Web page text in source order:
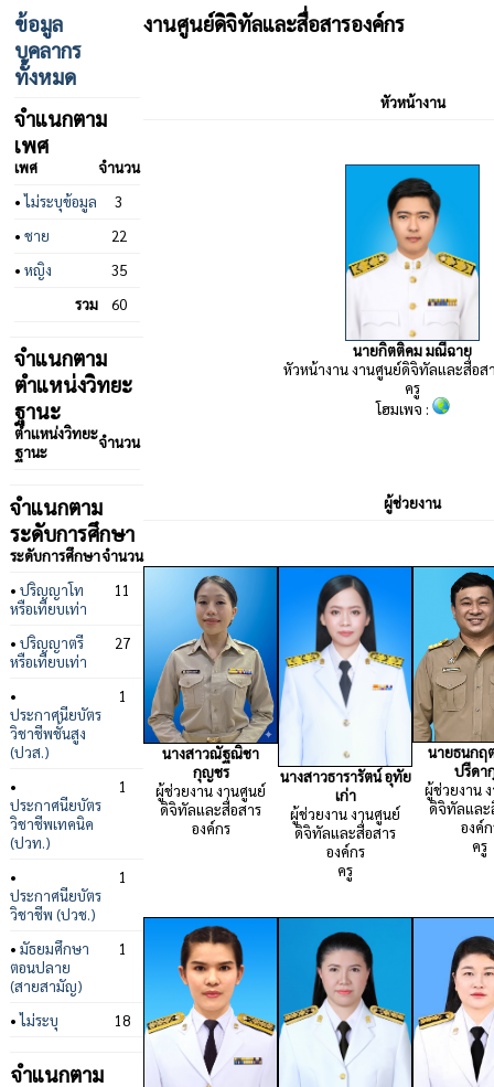
ข้อมูล
บุคลากร
ทั้งหมด
จำแนกตาม
เพศ
เพศ
จำนวน
•ไม่ระบุข้อมูล
3
• ชาย
22
• หญิง
35
รวม
60
จำแนกตาม
ตำแหน่งวิทยะ
ฐานะ
ตำแหน่งวิทยะ
ฐานะ
จำนวน
จำแนกตาม
ระดับการศึกษา
ระดับการศึกษาจำนวน
• ปริญญาโท
หรือเทียบเท่า
11
• ปริญญาตรี
หรือเทียบเท่า
27
•
ประกาศนียบัตร
วิชาชีพชั้นสูง
(ปวส.)
1
•
ประกาศนียบัตร
วิชาชีพเทคนิค
(ปวท.)
1
•
ประกาศนียบัตร
วิชาชีพ (ปวช.)
1
• มัธยมศึกษา
ตอนปลาย
(สายสามัญ)
1
•ไม่ระบุ 18
จำแนกตาม
งานศูนย์ดิจิทัลและสื่อสารองค์กร
หัวหน้างาน
นายกิตติคม มณีฉาย
หัวหน้างาน งานศูนย์ดิจิทัลและสื่อส
ครู
โฮมเพจ :
ผู้ช่วยงาน
นางสาวณัฐณิชา
กุญชร
ผู้ช่วยงาน งานศูนย์
ดิจิทัลและสื่อสาร
องค์กร
นางสาวธารารัตน์ อุทัย
เก่า
ผู้ช่วยงาน งานศูนย์
ดิจิทัลและสื่อสาร
องค์กร
ครู
นายธนกฤ
ปรีดา
ผู้ช่วยงาน
ดิจิทัลและ
องค์
ครู